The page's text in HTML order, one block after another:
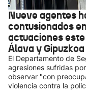
Nueve agentes
contusionados
actuaciones
Álava y Gipuzkoa
El Departamento de
agresiones sufridas
observar "con
violencia contra la